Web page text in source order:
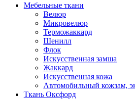
Мебельные ткани
Велюр
Микровелюр
Терможаккард
Шенилл
Флок
Искусственная замша
Жаккард
Искусственная кожа
Автомобильный кожзам,
Ткань Оксфорд